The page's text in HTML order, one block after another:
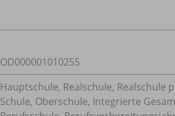
OD000001010255
Hauptschule, Realschule, Realschule
Schule, Oberschule, Integrierte